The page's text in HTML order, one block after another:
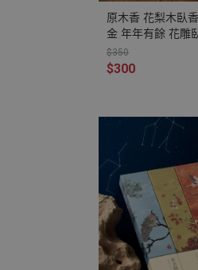
原木香 花梨木臥
金 年年有餘 花雕
鏽鋼防火片 臥香
財 福氣 好運到 居
$350
$300